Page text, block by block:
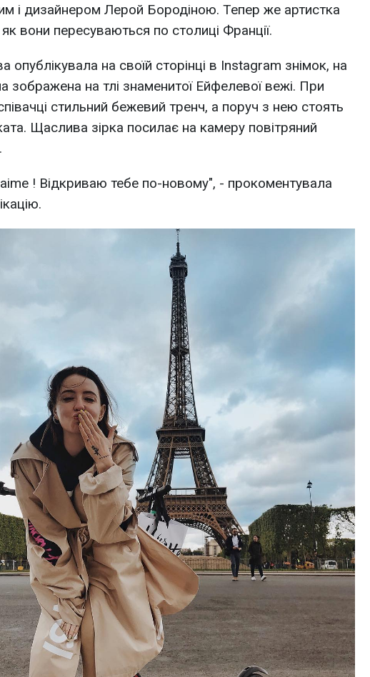
і дизайнером Лерой Бородіною. Тепер же артистка
вони пересуваються по столиці Франції.
опублікувала на своїй сторінці в Instagram знімок, на
зображена на тлі знаменитої Ейфелевої вежі. При
стильний бежевий тренч, а поруч з нею стоять
Щаслива зірка посилає на камеру повітряний
! Відкриваю тебе по-новому", - прокоментувала